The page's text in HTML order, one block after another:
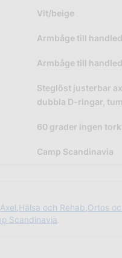
Vit/beige
Armbåge till
Armbåge till
Steglöst justerbar
dubbla D-ringar,
60 grader ingen
Camp Scandinavia
Axel,Hälsa och Rehab,Ortos
Scandinavia